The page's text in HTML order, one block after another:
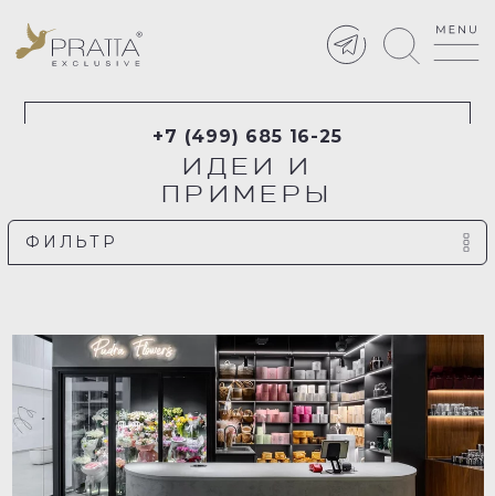
+7 (499) 685 16-25
ИДЕИ И
ПРИМЕРЫ
ФИЛЬТР